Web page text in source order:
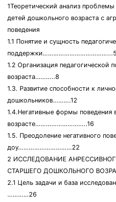
1Теоретический анализ
детей дошкольного возраста с
поведения
1.1 Понятие и сущность
поддержки………………………………...5
1.2 Организация педагогической
возраста………..8
1.3. Развитие способности к
дошкольников……….12
1.4.Негативные формы поведения
возрасте………………………..16
1.5. Преодоление негативного
доу…………………………22
2 ИССЛЕДОВАНИЕ
СТАРШЕГО ДОШКОЛЬНОГО
2.1 Цель задачи и база
…………26